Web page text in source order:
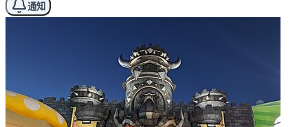
通知